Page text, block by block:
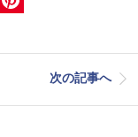
次の記事へ